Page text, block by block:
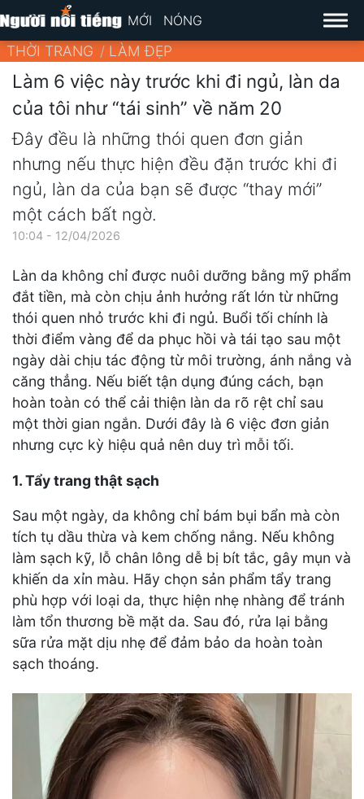
MỚI NÓNG
THỜI TRANG LÀM ĐẸP
Làm 6 việc này trước khi đi ngủ, làn da
của tôi như “tái sinh” về năm 20
Đây đều là những thói quen đơn giản
nhưng nếu thực hiện đều đặn trước khi đi
ngủ, làn da của bạn sẽ được “thay mới”
một cách bất ngờ.
10:04 - 12/04/2026
Làn da không chỉ được nuôi dưỡng bằng mỹ phẩm
đắt tiền, mà còn chịu ảnh hưởng rất lớn từ những
thói quen nhỏ trước khi đi ngủ. Buổi tối chính là
thời điểm vàng để da phục hồi và tái tạo sau một
ngày dài chịu tác động từ môi trường, ánh nắng và
căng thẳng. Nếu biết tận dụng đúng cách, bạn
hoàn toàn có thể cải thiện làn da rõ rệt chỉ sau
một thời gian ngắn. Dưới đây là 6 việc đơn giản
nhưng cực kỳ hiệu quả nên duy trì mỗi tối.
1. Tẩy trang thật sạch
Sau một ngày, da không chỉ bám bụi bẩn mà còn
tích tụ dầu thừa và kem chống nắng. Nếu không
làm sạch kỹ, lỗ chân lông dễ bị bít tắc, gây mụn và
khiến da xỉn màu. Hãy chọn sản phẩm tẩy trang
phù hợp với loại da, thực hiện nhẹ nhàng để tránh
làm tổn thương bề mặt da. Sau đó, rửa lại bằng
sữa rửa mặt dịu nhẹ để đảm bảo da hoàn toàn
sạch thoáng.